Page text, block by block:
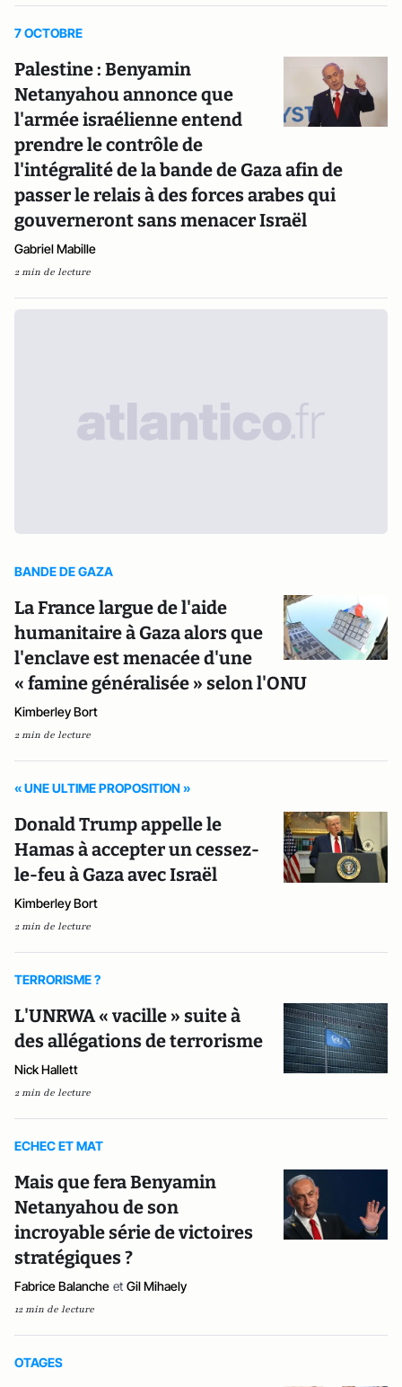
7 OCTOBRE
Palestine : Benyamin
Netanyahou annonce que
l'armée israélienne entend
prendre le contrôle de
l'intégralité de la bande de Gaza afin de
passer le relais à des forces arabes qui
gouverneront sans menacer Israël
Gabriel Mabille
2 min de lecture
BANDE DE GAZA
La France largue de l'aide
humanitaire à Gaza alors que
l'enclave est menacée d'une
« famine généralisée » selon l'ONU
Kimberley Bort
2 min de lecture
« UNE ULTIME PROPOSITION »
Donald Trump appelle le
Hamas à accepter un cessez-
le-feu à Gaza avec Israël
Kimberley Bort
2 min de lecture
TERRORISME ?
L'UNRWA « vacille » suite à
des allégations de terrorisme
Nick Hallett
2 min de lecture
ECHEC ET MAT
Mais que fera Benyamin
Netanyahou de son
incroyable série de victoires
stratégiques ?
Fabrice Balanche et Gil Mihaely
12 min de lecture
OTAGES